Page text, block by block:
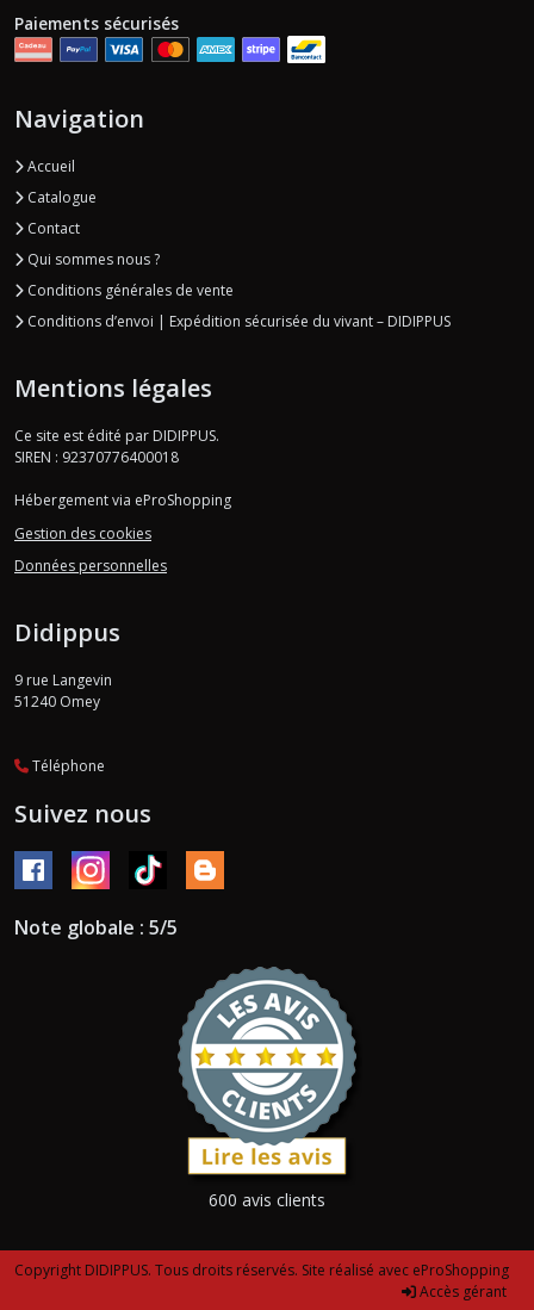
Paiements sécurisés
Navigation
Accueil
Catalogue
Contact
Qui sommes nous ?
Conditions générales de vente
Conditions d’envoi | Expédition sécurisée du vivant – DIDIPPUS
Mentions légales
Ce site est édité par DIDIPPUS.
SIREN : 92370776400018
Hébergement via eProShopping
Gestion des cookies
Données personnelles
Didippus
9 rue Langevin
51240 Omey
Téléphone
Suivez nous
Note globale : 5/5
600 avis clients
Copyright DIDIPPUS. Tous droits réservés. Site réalisé avec eProShopping
Accès gérant